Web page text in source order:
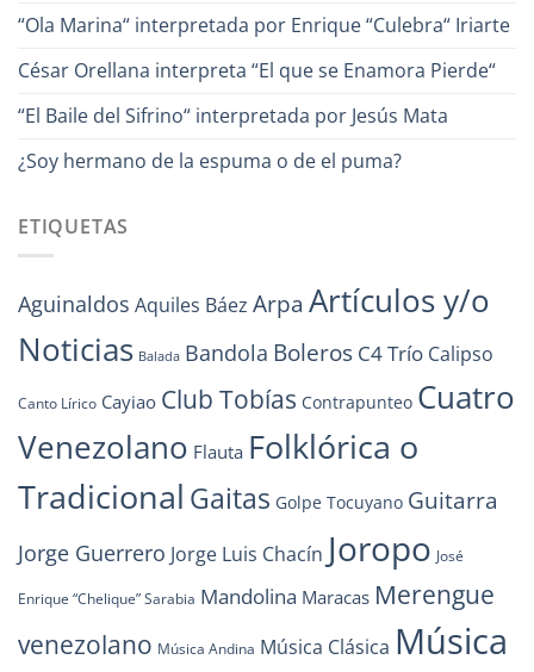
“Ola Marina“ interpretada por Enrique “Culebra“ Iriarte
César Orellana interpreta “El que se Enamora Pierde“
“El Baile del Sifrino“ interpretada por Jesús Mata
¿Soy hermano de la espuma o de el puma?
ETIQUETAS
Aguinaldos Aquiles Báez Arpa Artículos y/o
Noticias Balada Bandola Boleros C4 Trío Calipso
Canto Lírico Cayiao Club Tobías Contrapunteo Cuatro
Venezolano Flauta Folklórica o
Tradicional Gaitas Golpe Tocuyano Guitarra
Jorge Guerrero Jorge Luis Chacín Joropo José
Enrique “Chelique” Sarabia Mandolina Maracas Merengue
venezolano Música Andina Música Clásica Música